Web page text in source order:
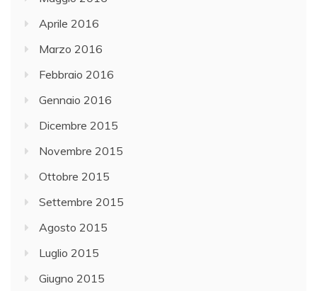
Aprile 2016
Marzo 2016
Febbraio 2016
Gennaio 2016
Dicembre 2015
Novembre 2015
Ottobre 2015
Settembre 2015
Agosto 2015
Luglio 2015
Giugno 2015